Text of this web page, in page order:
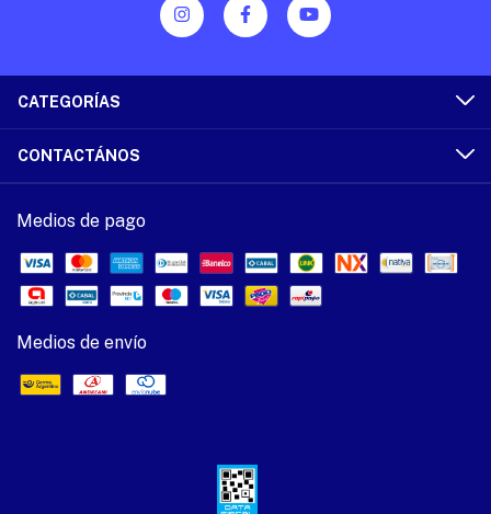
CATEGORÍAS
CONTACTÁNOS
Medios de pago
Medios de envío